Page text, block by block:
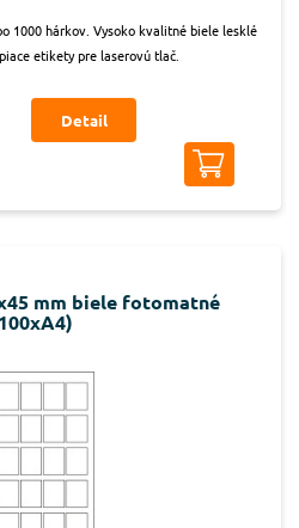
1000 hárkov. Vysoko kvalitné biele lesklé
etikety pre laserovú tlač.
Detail
mm biele fotomatné